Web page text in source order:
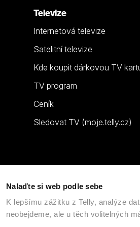
Nalaďte si web podle sebe
K lepšímu zážitku z Telly, analýze
neobejdeme, ale u těch volitelných
Televize
Internetová televize
Satelitní televize
Kde koupit dárkovou TV
TV program
Ceník
Sledovat TV (moje.telly.cz)
LAMA ENERGY GROUP |